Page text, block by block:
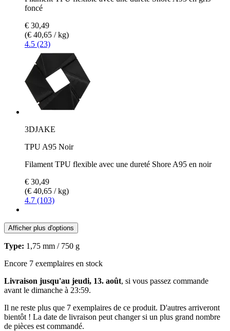
foncé
€ 30,49
(€ 40,65 / kg)
4.5 (23)
3DJAKE
TPU A95 Noir
Filament TPU flexible avec une dureté Shore A95 en noir
€ 30,49
(€ 40,65 / kg)
4.7 (103)
Afficher plus d'options
Type: 1,75 mm / 750 g
Encore 7 exemplaires en stock
Livraison jusqu'au jeudi, 13. août, si vous passez commande
avant le dimanche à 23:59.
Il ne reste plus que 7 exemplaires de ce produit. D'autres arriveront
bientôt ! La date de livraison peut changer si un plus grand nombre
de pièces est commandé.